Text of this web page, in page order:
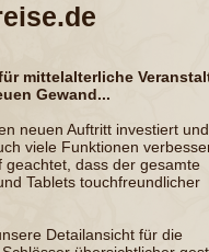
mittelalterliche
Gewand...
neuen Auftritt investiert
viele Funktionen
geachtet, dass der gesamte
Tablets touchfreundlicher
Detailansicht für die